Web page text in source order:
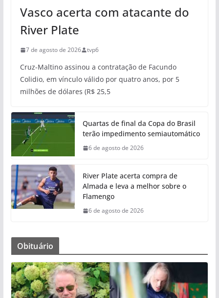
Vasco acerta com atacante do
River Plate
7 de agosto de 2026 tvp6
Cruz-Maltino assinou a contratação de Facundo
Colidio, em vínculo válido por quatro anos, por 5
milhões de dólares (R$ 25,5
Quartas de final da Copa do Brasil
terão impedimento semiautomático
6 de agosto de 2026
River Plate acerta compra de
Almada e leva a melhor sobre o
Flamengo
6 de agosto de 2026
Obituário